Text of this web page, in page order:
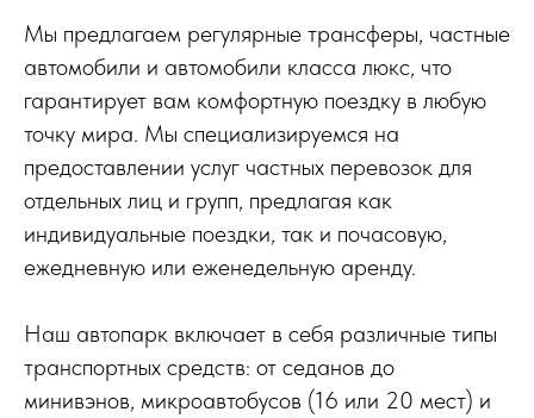
Мы предлагаем регулярные трансферы, частные
автомобили и автомобили класса люкс, что
гарантирует вам комфортную поездку в любую
точку мира. Мы специализируемся на
предоставлении услуг частных перевозок для
отдельных лиц и групп, предлагая как
индивидуальные поездки, так и почасовую,
ежедневную или еженедельную аренду.
Наш автопарк включает в себя различные типы
транспортных средств: от седанов до
минивэнов, микроавтобусов (16 или 20 мест) и